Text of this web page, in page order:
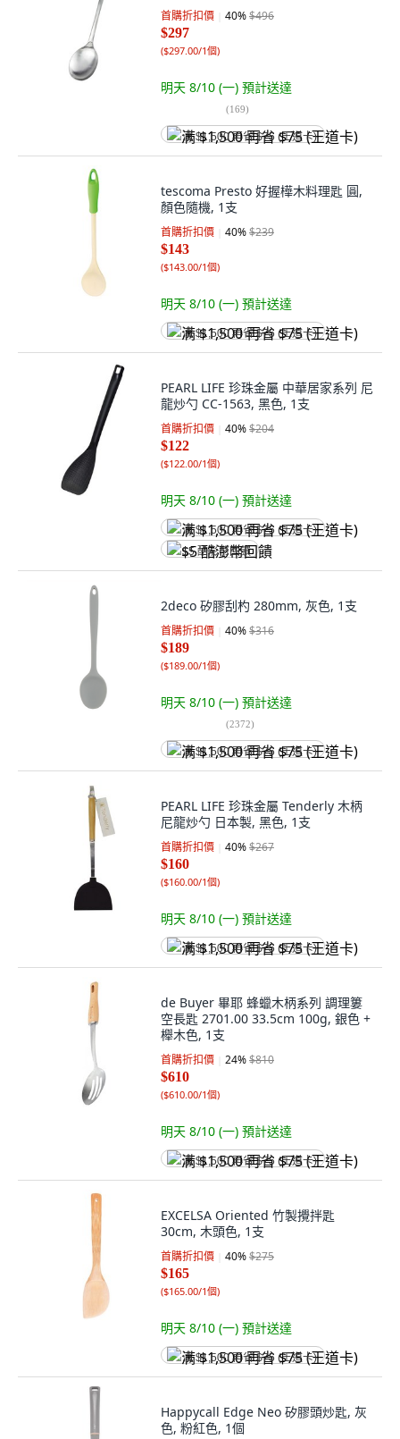
首購折扣價 40%$496
$297
($297.00/1個)
明天 8/10 (一) 預計送達
(169)
满 $1,500 再省 $75 (王道卡)
tescoma Presto 好握樺木料理匙 圓,
顏色隨機, 1支
首購折扣價 40%$239
$143
($143.00/1個)
明天 8/10 (一) 預計送達
满 $1,500 再省 $75 (王道卡)
PEARL LIFE 珍珠金屬 中華居家系列 尼
龍炒勺 CC-1563, 黑色, 1支
首購折扣價 40%$204
$122
($122.00/1個)
明天 8/10 (一) 預計送達
满 $1,500 再省 $75 (王道卡)
$5 酷澎幣回饋
2deco 矽膠刮杓 280mm, 灰色, 1支
首購折扣價 40%$316
$189
($189.00/1個)
明天 8/10 (一) 預計送達
(2372)
满 $1,500 再省 $75 (王道卡)
PEARL LIFE 珍珠金屬 Tenderly 木柄
尼龍炒勺 日本製, 黑色, 1支
首購折扣價 40%$267
$160
($160.00/1個)
明天 8/10 (一) 預計送達
满 $1,500 再省 $75 (王道卡)
de Buyer 畢耶 蜂蠟木柄系列 調理簍
空長匙 2701.00 33.5cm 100g, 銀色 +
櫸木色, 1支
首購折扣價 24%$810
$610
($610.00/1個)
明天 8/10 (一) 預計送達
满 $1,500 再省 $75 (王道卡)
EXCELSA Oriented 竹製攪拌匙
30cm, 木頭色, 1支
首購折扣價 40%$275
$165
($165.00/1個)
明天 8/10 (一) 預計送達
满 $1,500 再省 $75 (王道卡)
Happycall Edge Neo 矽膠頭炒匙, 灰
色, 粉紅色, 1個